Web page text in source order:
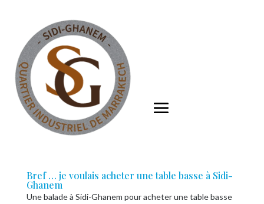
Bref … je voulais acheter une table basse à Sidi-
Ghanem
Une balade à Sidi-Ghanem pour acheter une table basse